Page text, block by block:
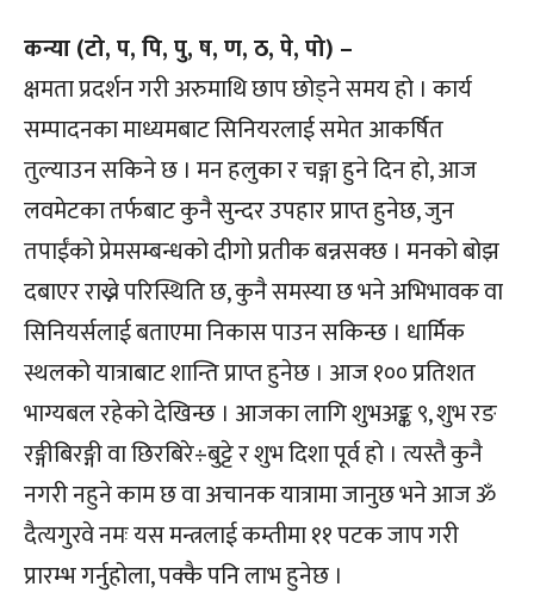
कन्या (टो, प, पि, पु, ष, ण, ठ, पे, पो) –
क्षमता प्रदर्शन गरी अरुमाथि छाप छोड्ने समय हो । कार्य
सम्पादनका माध्यमबाट सिनियरलाई समेत आकर्षित
तुल्याउन सकिने छ । मन हलुका र चङ्गा हुने दिन हो, आज
लवमेटका तर्फबाट कुनै सुन्दर उपहार प्राप्त हुनेछ, जुन
तपाईंको प्रेमसम्बन्धको दीगो प्रतीक बन्नसक्छ । मनको बोझ
दबाएर राख्ने परिस्थिति छ, कुनै समस्या छ भने अभिभावक वा
सिनियर्सलाई बताएमा निकास पाउन सकिन्छ । धार्मिक
स्थलको यात्राबाट शान्ति प्राप्त हुनेछ । आज १०० प्रतिशत
भाग्यबल रहेको देखिन्छ । आजका लागि शुभअङ्क ९, शुभ रङ
रङ्गीबिरङ्गी वा छिरबिरे÷बुट्टे र शुभ दिशा पूर्व हो । त्यस्तै कुनै
नगरी नहुने काम छ वा अचानक यात्रामा जानुछ भने आज ॐ
दैत्यगुरवे नमः यस मन्त्रलाई कम्तीमा ११ पटक जाप गरी
प्रारम्भ गर्नुहोला, पक्कै पनि लाभ हुनेछ ।